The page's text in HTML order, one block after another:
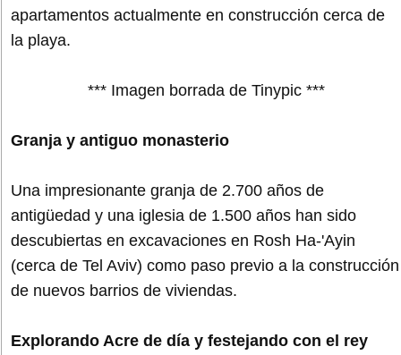
apartamentos actualmente en construcción cerca de
la playa.
*** Imagen borrada de Tinypic ***
Granja y antiguo monasterio
Una impresionante granja de 2.700 años de
antigüedad y una iglesia de 1.500 años han sido
descubiertas en excavaciones en Rosh Ha-'Ayin
(cerca de Tel Aviv) como paso previo a la construcción
de nuevos barrios de viviendas.
Explorando Acre de día y festejando con el rey